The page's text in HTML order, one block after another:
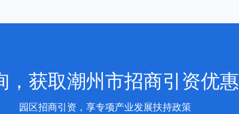
，获取潮州市招商引资优
园区招商引资，享专项产业发展扶持政策